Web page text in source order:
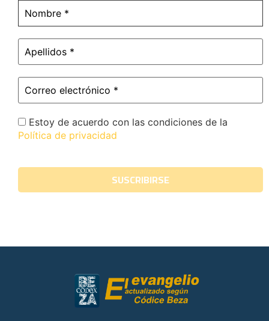
Estoy de acuerdo con las condiciones de la
Política de privacidad